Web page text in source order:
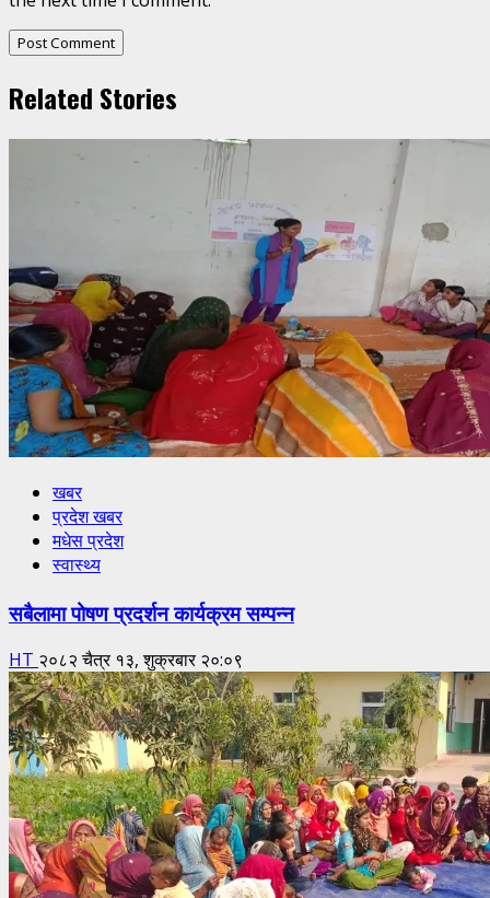
Related Stories
खबर
प्रदेश खबर
मधेस प्रदेश
स्वास्थ्य
सबैलामा पोषण प्रदर्शन कार्यक्रम सम्पन्न
HT २०८२ चैत्र १३, शुक्रबार २०:०९